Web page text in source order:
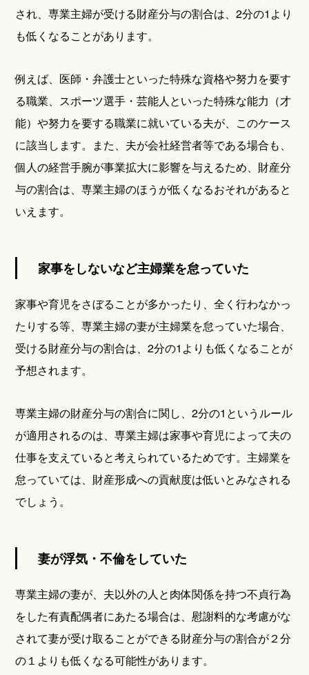
され、専業主婦が受ける財産分与の割合は、2分の1より
も低くなることがあります。
例えば、医師・弁護士といった特殊な資格や努力を要す
る職業、スポーツ選手・芸能人といった特殊な能力（才
能）や努力を要する職業に就いている夫が、このケース
に該当します。また、夫が会社経営者等である場合も、
個人の経営手腕が事業拡大に影響を与えるため、財産分
与の割合は、専業主婦のほうが低くなるおそれがあると
いえます。
家事をしないなど主婦業を怠っていた
家事や育児をさぼることが多かったり、全く行わなかっ
たりする等、専業主婦の妻が主婦業を怠っていた場合、
受ける財産分与の割合は、2分の1よりも低くなることが
予想されます。
専業主婦の財産分与の割合に関し、2分の1というルール
が適用されるのは、専業主婦は家事や育児によって夫の
仕事を支えていると考えられているためです。主婦業を
怠っていては、財産形成への貢献度は低いとみなされる
でしょう。
妻が浮気・不倫をしていた
専業主婦の妻が、夫以外の人と肉体関係を持つ不貞行為
をした有責配偶者にあたる場合は、慰謝料的な考慮がな
されて妻が受け取ることができる財産分与の割合が２分
の１よりも低くなる可能性があります。